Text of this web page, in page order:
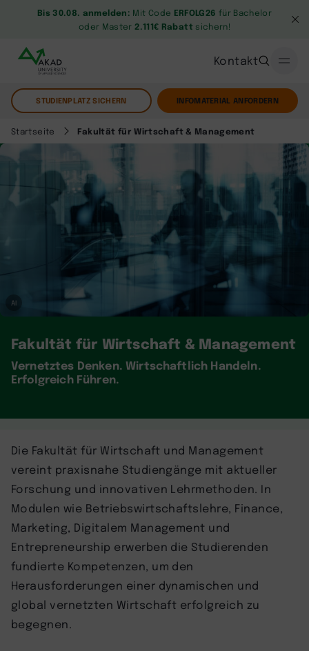
Bis 30.08. anmelden: Mit Code ERFOLG26 für Bachelor
oder Master2.111€ Rabattsichern!
Kontakt
STUDIENPLATZ SICHERN INFOMATERIAL ANFORDERN
Startseite Fakultät für Wirtschaft & Management
AI
Fakultät für Wirtschaft & Management
Vernetztes Denken. Wirtschaftlich Handeln.
Erfolgreich Führen.
Die Fakultät für Wirtschaft und Management
vereint praxisnahe Studiengänge mit aktueller
Forschung und innovativen Lehrmethoden. In
Modulen wie Betriebswirtschaftslehre, Finance,
Marketing, Digitalem Management und
Entrepreneurship erwerben die Studierenden
fundierte Kompetenzen, um den
Herausforderungen einer dynamischen und
global vernetzten Wirtschaft erfolgreich zu
begegnen.